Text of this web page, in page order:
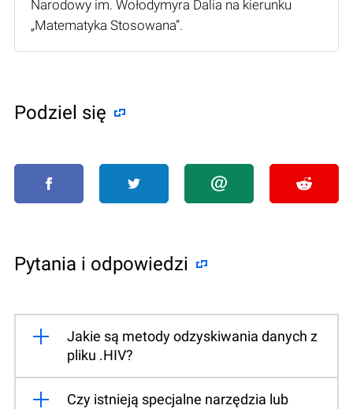
Narodowy im. Wołodymyra Dalia na kierunku
„Matematyka Stosowana”.
Podziel się
Pytania i odpowiedzi
Jakie są metody odzyskiwania danych z
pliku .HIV?
Czy istnieją specjalne narzędzia lub